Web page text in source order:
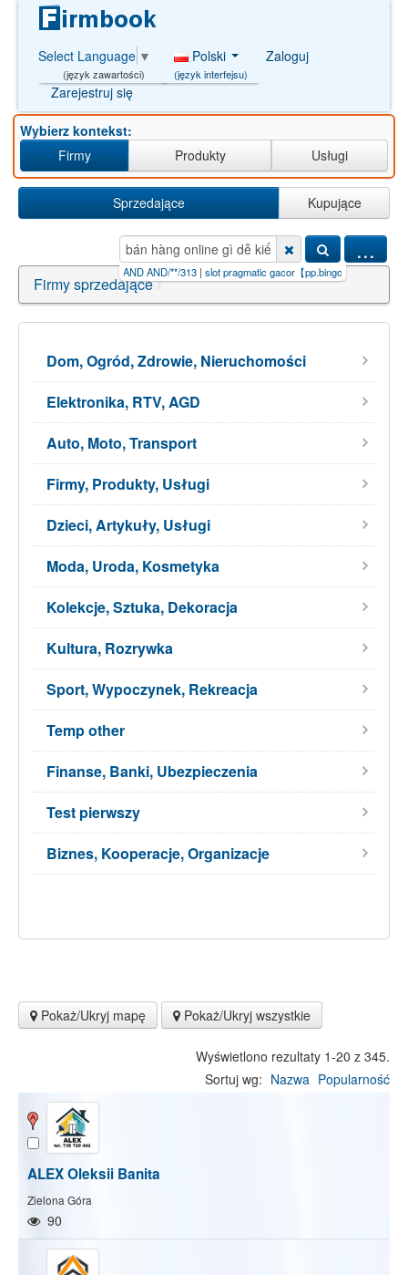
Select Language ▼
(język zawartości)
Polski
(język interfejsu)
Zaloguj
Zarejestruj się
Wybierz kontekst:
Firmy
Produkty Usługi
Sprzedające Kupujące
...
| pompa ciepÅa AND AND/**/313|slot pragmatic gacor【pp.bingo】.r|
Firmy sprzedające /
Dom, Ogród, Zdrowie, Nieruchomości
Elektronika, RTV, AGD
Auto, Moto, Transport
Firmy, Produkty, Usługi
Dzieci, Artykuły, Usługi
Moda, Uroda, Kosmetyka
Kolekcje, Sztuka, Dekoracja
Kultura, Rozrywka
Sport, Wypoczynek, Rekreacja
Temp other
Finanse, Banki, Ubezpieczenia
Test pierwszy
Biznes, Kooperacje, Organizacje
Pokaż/Ukryj mapę Pokaż/Ukryj wszystkie
Wyświetlono rezultaty 1-20 z 345.
Sortuj wg: Nazwa Popularność
ALEX Oleksii Banita
Zielona Góra
90